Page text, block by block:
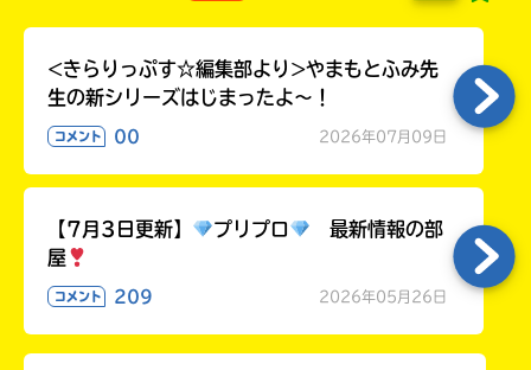
<きらりっぷす☆編集部より>やまもとふみ先
生の新シリーズはじまったよ～！
コメント 00 2026年07月09日
【7月3日更新】 プリプロ
最新情報の部
屋
コメント 209 2026年05月26日